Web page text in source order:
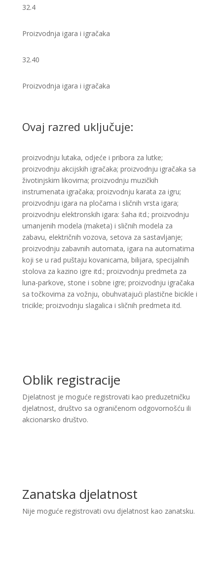
32.4
Proizvodnja igara i igračaka
32.40
Proizvodnja igara i igračaka
Ovaj razred uključuje:
​proizvodnju lutaka, odjeće i pribora za lutke;
proizvodnju akcijskih igračaka; proizvodnju igračaka sa
životinjskim likovima; proizvodnju muzičkih
instrumenata igračaka; proizvodnju karata za igru;
proizvodnju igara na pločama i sličnih vrsta igara;
proizvodnju elektronskih igara: šaha itd.; proizvodnju
umanjenih modela (maketa) i sličnih modela za
zabavu, električnih vozova, setova za sastavljanje;
proizvodnju zabavnih automata, igara na automatima
koji se u rad puštaju kovanicama, bilijara, specijalnih
stolova za kazino igre itd.; proizvodnju predmeta za
luna-parkove, stone i sobne igre; proizvodnju igračaka
sa točkovima za vožnju, obuhvatajući plastične bicikle i
tricikle; proizvodnju slagalica i sličnih predmeta itd. ​
Oblik registracije
Djelatnost je moguće registrovati kao preduzetničku
djelatnost, društvo sa ograničenom odgovornošću ili
akcionarsko društvo.
Zanatska djelatnost
Nije moguće registrovati ovu djelatnost kao zanatsku.